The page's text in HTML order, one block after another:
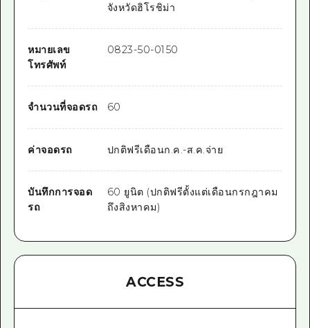
จังหวัดฮิโรชิม่า
หมายเลข
โทรศัพท์
0823-50-0150
จำนวนที่จอดรถ 60
ค่าจอดรถ ปกติฟรีเดือนก.ค.-ส.ค.จ่าย
บันทึกการจอด
รถ
60 ยูนิต (ปกติฟรีตั้งแต่เดือนกรกฎาคม
ถึงสิงหาคม)
ACCESS